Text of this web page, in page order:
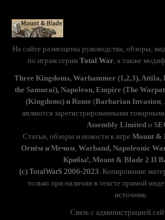
На сайте размещены руководства, обзоры,
по играм серии Total War, а также
Three Kingdoms, Warhammer (1,2,3), Attila,
the Samurai), Napoleon, Empire (The
(Kingdoms) и Rome (Barbarian Invasion,
являются зарегистрированными
Assembly Limitedи
Статьи, обзоры и новости к игре Mount &
Огнём и Мечом, Warband, Napoleonic
Крибы!, Mount & Blade 2 II
(с) TotalWarS 2006-2023. Копирование
только при наличии в тексте прямой
источник.
Связь с администрацией